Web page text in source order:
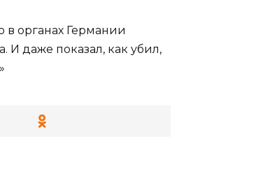
в органах Германии
И даже показал, как убил,